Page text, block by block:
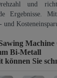
und
Ergebnisse.
und
Machine
Bi-Metall
können Sie